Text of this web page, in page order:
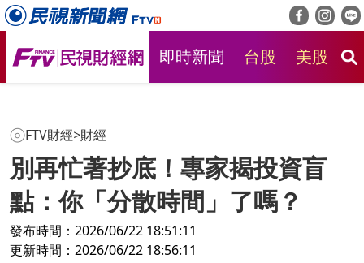
即時新聞 台股 美股
FTV財經>財經
別再忙著抄底！專家揭投資盲
點：你「分散時間」了嗎？
發布時間：2026/06/22 18:51:11
更新時間：2026/06/22 18:56:11